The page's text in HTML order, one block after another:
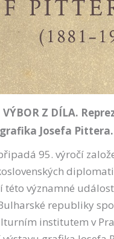
VÝBOR Z DÍLA.
Josefa Pittera.
95. výročí
této významné
republiky
institutem v